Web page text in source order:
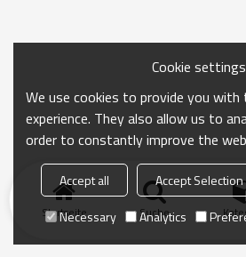
Startseite Suche
Cookie settings
We use cookies to provide you
experience. They also allow us to
order to constantly improve the
Accept all Accept Selection
Necessary
Analytics